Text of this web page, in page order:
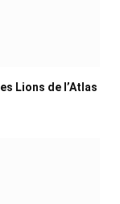
Lions de l’Atlas